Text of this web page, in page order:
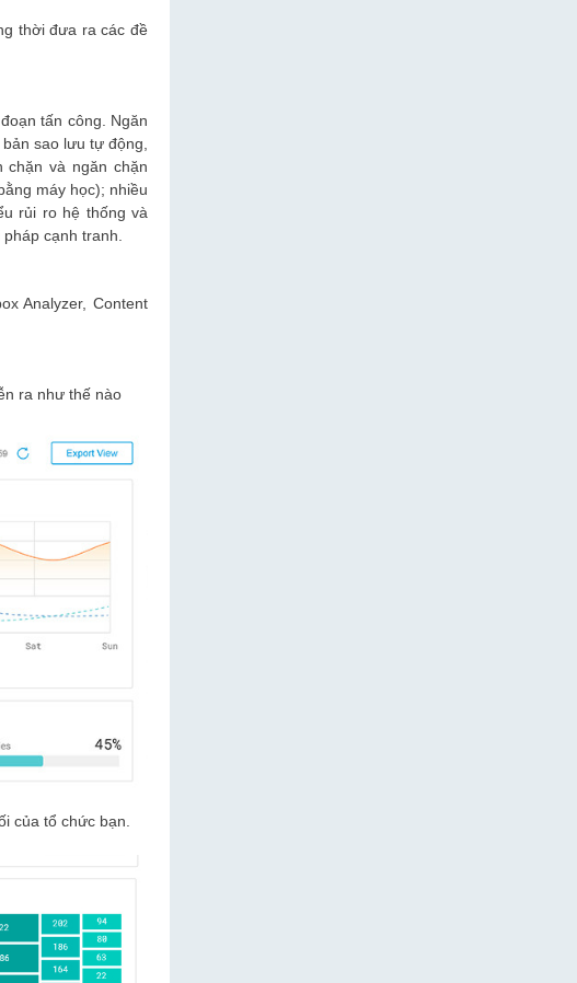
thời đưa ra các đề
tấn công. Ngăn
sao lưu tự động,
chặn và ngăn chặn
máy học); nhiều
rủi ro hệ thống và
cạnh tranh.
Analyzer, Content
ra như thế nào
của tổ chức bạn.